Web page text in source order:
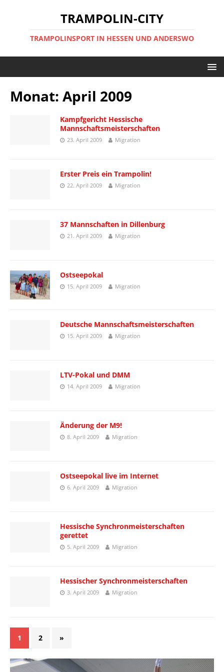
TRAMPOLIN-CITY
TRAMPOLINSPORT IN HESSEN UND ANDERSWO
Monat: April 2009
Kampfgericht Hessische
Mannschaftsmeisterschaften
23. April 2009 Migration
Erster Preis ein Trampolin!
22. April 2009 Migration
37 Mannschaften in Dillenburg
21. April 2009 Migration
Ostseepokal
15. April 2009 Migration
Deutsche Mannschaftsmeisterschaften
15. April 2009 Migration
LTV-Pokal und DMM
14. April 2009 Migration
Änderung der M9!
8. April 2009 Migration
Ostseepokal live im Internet
6. April 2009 Migration
Hessische Synchronmeisterschaften
gerettet
5. April 2009 Migration
Hessischer Synchronmeisterschaften
3. April 2009 Migration
1 2 »